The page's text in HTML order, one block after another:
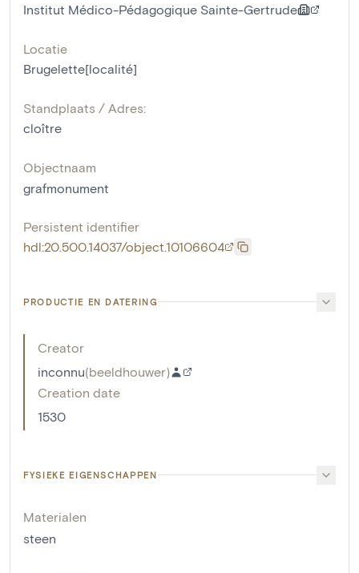
Institut Médico-Pédagogique Sainte-Gertrude
Locatie
Brugelette[localité]
Standplaats / Adres:
cloître
Objectnaam
grafmonument
Persistent identifier
hdl:20.500.14037/object.10106604
PRODUCTIE EN DATERING
Creator
inconnu(beeldhouwer)
Creation date
1530
FYSIEKE EIGENSCHAPPEN
Materialen
steen